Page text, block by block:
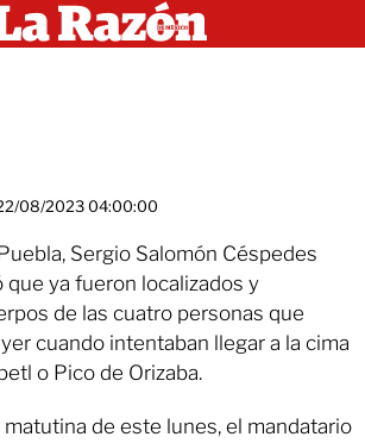
08/2023 04:00:00
Sergio Salomón Céspedes
que ya fueron localizados y
de las cuatro personas que
cuando intentaban llegar a la cima
o Pico de Orizaba.
de este lunes, el mandatario